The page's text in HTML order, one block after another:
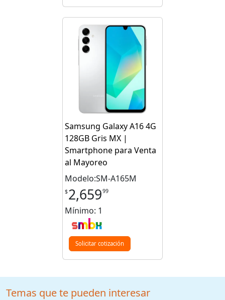
Samsung Galaxy A16 4G
128GB Gris MX |
Smartphone para Venta
al Mayoreo
Modelo:SM-A165M
$2,65999
Mínimo: 1
Solicitar cotización
Temas que te pueden interesar